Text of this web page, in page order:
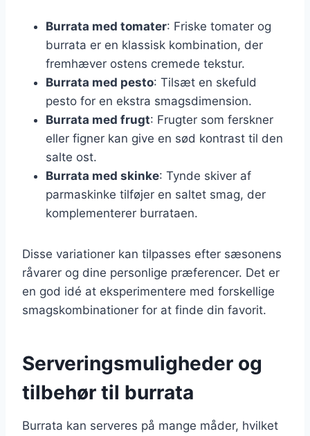
Burrata med tomater: Friske tomater og
burrata er en klassisk kombination, der
fremhæver ostens cremede tekstur.
Burrata med pesto: Tilsæt en skefuld
pesto for en ekstra smagsdimension.
Burrata med frugt: Frugter som ferskner
eller figner kan give en sød kontrast til den
salte ost.
Burrata med skinke: Tynde skiver af
parmaskinke tilføjer en saltet smag, der
komplementerer burrataen.
Disse variationer kan tilpasses efter sæsonens
råvarer og dine personlige præferencer. Det er
en god idé at eksperimentere med forskellige
smagskombinationer for at finde din favorit.
Serveringsmuligheder og
tilbehør til burrata
Burrata kan serveres på mange måder, hvilket